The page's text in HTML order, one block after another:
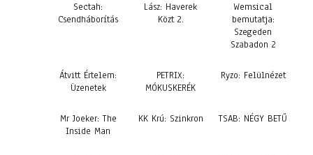
Sectah:
Csendháborítás
Lász: Haverek
Közt 2.
Wemsical
bemutatja:
Szegeden
Szabadon 2
Átvitt Értelem:
Üzenetek
PETRIX:
MÓKUSKERÉK
Ryzo: Felülnézet
Mr Joeker: The
Inside Man
KK Krú: Szinkron TSAB: NÉGY BETŰ